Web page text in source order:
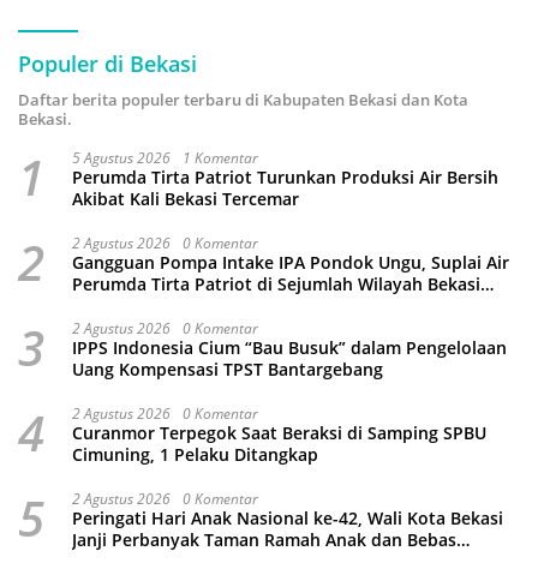
Populer di Bekasi
Daftar berita populer terbaru di Kabupaten Bekasi dan Kota
Bekasi.
1 5 Agustus 2026 1 Komentar
Perumda Tirta Patriot Turunkan Produksi Air Bersih
Akibat Kali Bekasi Tercemar
2 2 Agustus 2026 0 Komentar
Gangguan Pompa Intake IPA Pondok Ungu, Suplai Air
Perumda Tirta Patriot di Sejumlah Wilayah Bekasi
3 2 Agustus 2026 0 Komentar
IPPS Indonesia Cium “Bau Busuk” dalam Pengelolaan
Uang Kompensasi TPST Bantargebang
4 2 Agustus 2026 0 Komentar
Curanmor Terpegok Saat Beraksi di Samping SPBU
Cimuning, 1 Pelaku Ditangkap
5 2 Agustus 2026 0 Komentar
Peringati Hari Anak Nasional ke-42, Wali Kota Bekasi
Janji Perbanyak Taman Ramah Anak dan Bebas